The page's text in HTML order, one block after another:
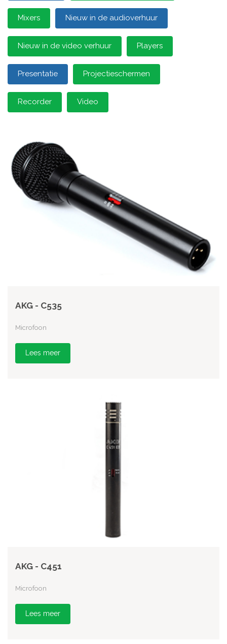
Mixers Nieuw in de audioverhuur
Nieuw in de video verhuur Players
Presentatie Projectieschermen
Recorder Video
AKG - C535
Microfoon
Lees meer
AKG - C451
Microfoon
Lees meer